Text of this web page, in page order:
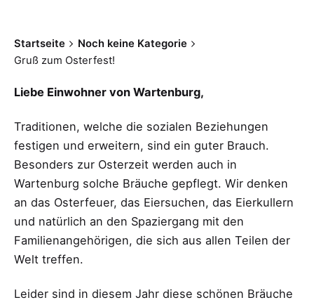
Startseite
Noch keine Kategorie
Gruß zum Osterfest!
Liebe Einwohner von Wartenburg,
Traditionen, welche die sozialen Beziehungen
festigen und erweitern, sind ein guter Brauch.
Besonders zur Osterzeit werden auch in
Wartenburg solche Bräuche gepflegt. Wir denken
an das Osterfeuer, das Eiersuchen, das Eierkullern
und natürlich an den Spaziergang mit den
Familienangehörigen, die sich aus allen Teilen der
Welt treffen.
Leider sind in diesem Jahr diese schönen Bräuche